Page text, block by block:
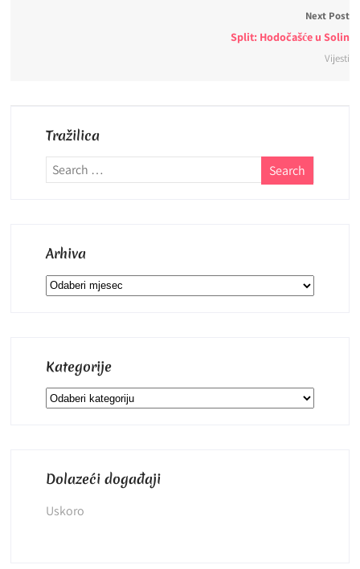
Next Post
Split: Hodočašće u Solin
Vijesti
Tražilica
Arhiva
Arhiva
Kategorije
Kategorije
Dolazeći događaji
Uskoro